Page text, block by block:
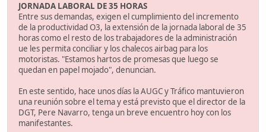
JORNADA LABORAL DE 35 HORAS
Entre sus demandas, exigen el cumplimiento del incremento
de la productividad O3, la extensión de la jornada laboral de 35
horas como el resto de los trabajadores de la administración
ue les permita conciliar y los chalecos airbag para los
motoristas. "Estamos hartos de promesas que luego se
quedan en papel mojado", denuncian.
En este sentido, hace unos días la AUGC y Tráfico mantuvieron
una reunión sobre el tema y está previsto que el director de la
DGT, Pere Navarro, tenga un breve encuentro hoy con los
manifestantes.